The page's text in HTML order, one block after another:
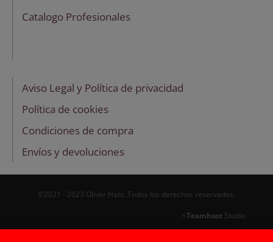
Catalogo Profesionales
Aviso Legal y Política de privacidad
Política de cookies
Condiciones de compra
Envíos y devoluciones
©2021 - 2023 Oliver Hats. Todos los derechos reservados.
⚡Teamhost Studio